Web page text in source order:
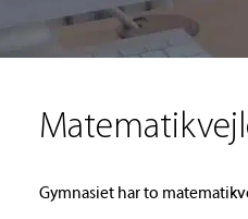
Gymnasiet har to